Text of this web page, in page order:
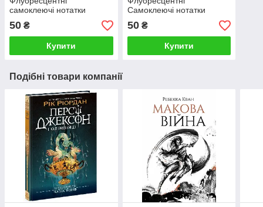
самоклеючі нотатки
50 ₴
Купити
Самоклеючі нотатки
50₴
Купити
Подібні товари компанії